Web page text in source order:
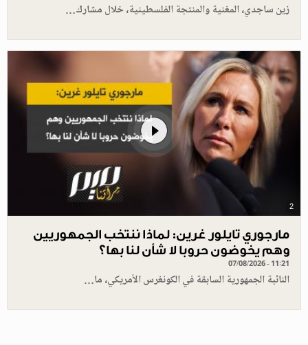
زين ساجدي، المغنية والمنتجة الفلسطينية، خلال مشارك…
2
مارجوري تايلور غرين: لماذا ننتخب الجمهوريين
وهم يخوضون حروبا لا شأن لنا بها؟
07/08/2026 - 11:21
النائبة الجمهورية السابقة في الكونغرس الأمريكي، ما…